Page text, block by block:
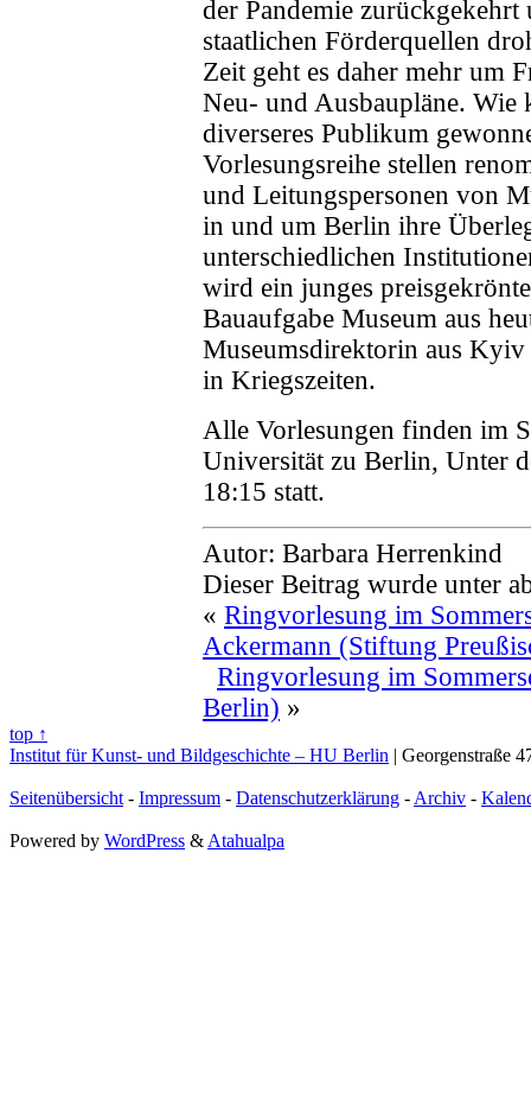
der Pandemie
staatlichen Förderquellen
Zeit geht es daher mehr um
Neu- und Ausbaupläne. Wie
diverseres Publikum
Vorlesungsreihe stellen
und Leitungspersonen von
in und um Berlin ihre
unterschiedlichen
wird ein junges
Bauaufgabe Museum aus
Museumsdirektorin aus
in Kriegszeiten.
Alle Vorlesungen finden im
Universität zu Berlin, Unter
18:15 statt.
Autor: Barbara Herrenkind
Dieser Beitrag wurde unter
« Ringvorlesung im
Ackermann (Stiftung
Ringvorlesung im
Berlin) »
top ↑
Institut für Kunst- und Bildgeschichte – HU Berlin | Georgenstraße
Seitenübersicht - Impressum - Datenschutzerklärung - Archiv -
Powered by WordPress & Atahualpa